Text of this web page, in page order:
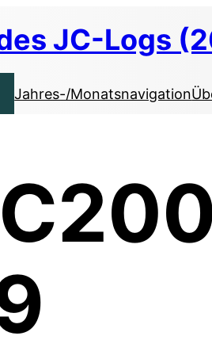
JC-Logs
Jahres-/Monatsnavigation